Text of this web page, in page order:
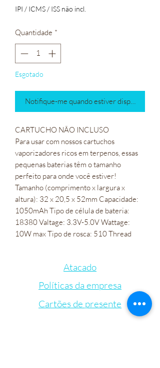
IPI / ICMS / ISS não incl.
Quantidade *
Esgotado
Notifique-me quando estiver disponível
CARTUCHO NÃO INCLUSO
Para usar com nossos cartuchos
vaporizadores ricos em terpenos, essas
pequenas baterias têm o tamanho
perfeito para onde você estiver!
Tamanho (comprimento x largura x
altura): 32 x 20,5 x 52mm Capacidade:
1050mAh Tipo de célula de bateria:
18380 Valtage: 3.3V-5.0V Wattage:
10W max Tipo de rosca: 510 Thread
Atacado
Políticas da empresa
Cartões de presente